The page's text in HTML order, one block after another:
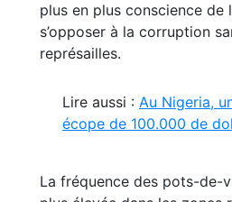
plus en plus conscience de
s’opposer à la corruption
représailles.
Lire aussi : Au Nigeria,
écope de 100.000 de
La fréquence des pots-de-